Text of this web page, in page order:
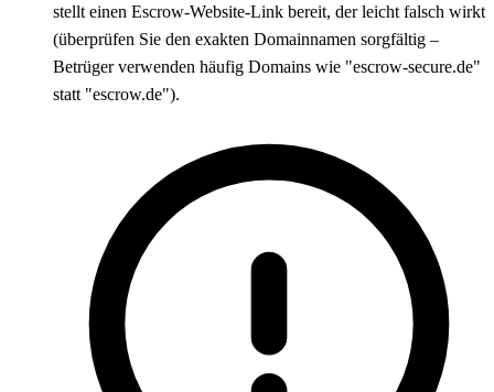
stellt einen Escrow-Website-Link bereit, der leicht falsch wirkt
(überprüfen Sie den exakten Domainnamen sorgfältig –
Betrüger verwenden häufig Domains wie "escrow-secure.de"
statt "escrow.de").